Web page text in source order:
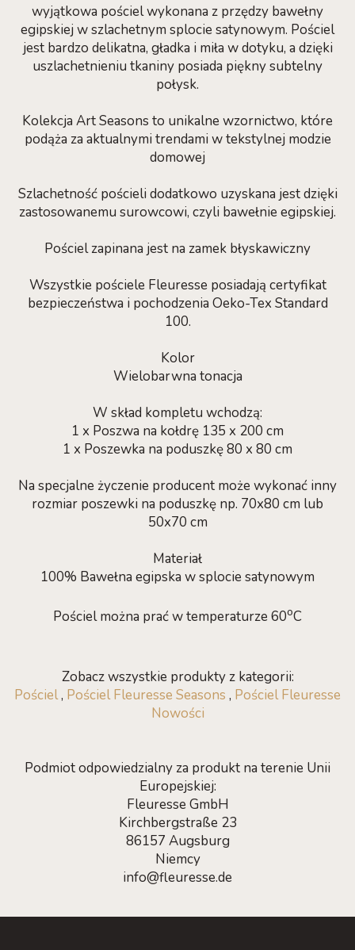
wyjątkowa pościel wykonana z przędzy bawełny
egipskiej w szlachetnym splocie satynowym. Pościel
jest bardzo delikatna, gładka i miła w dotyku, a dzięki
uszlachetnieniu tkaniny posiada piękny subtelny
połysk.
Kolekcja Art Seasons to unikalne wzornictwo, które
podąża za aktualnymi trendami w tekstylnej modzie
domowej
Szlachetność pościeli dodatkowo uzyskana jest dzięki
zastosowanemu surowcowi, czyli bawełnie egipskiej.
Pościel zapinana jest na zamek błyskawiczny
Wszystkie pościele Fleuresse posiadają certyfikat
bezpieczeństwa i pochodzenia Oeko-Tex Standard
100.
Kolor
Wielobarwna tonacja
W skład kompletu wchodzą:
1 x Poszwa na kołdrę 135 x 200 cm
1 x Poszewka na poduszkę 80 x 80 cm
Na specjalne życzenie producent może wykonać inny
rozmiar poszewki na poduszkę np. 70x80 cm lub
50x70 cm
Materiał
100% Bawełna egipska w splocie satynowym
Pościel można prać w temperaturze 60oC
Zobacz wszystkie produkty z kategorii:
Pościel, Pościel Fleuresse Seasons , Pościel Fleuresse
Nowości
Podmiot odpowiedzialny za produkt na terenie Unii
Europejskiej:
Fleuresse GmbH
Kirchbergstraße 23
86157 Augsburg
Niemcy
info@fleuresse.de